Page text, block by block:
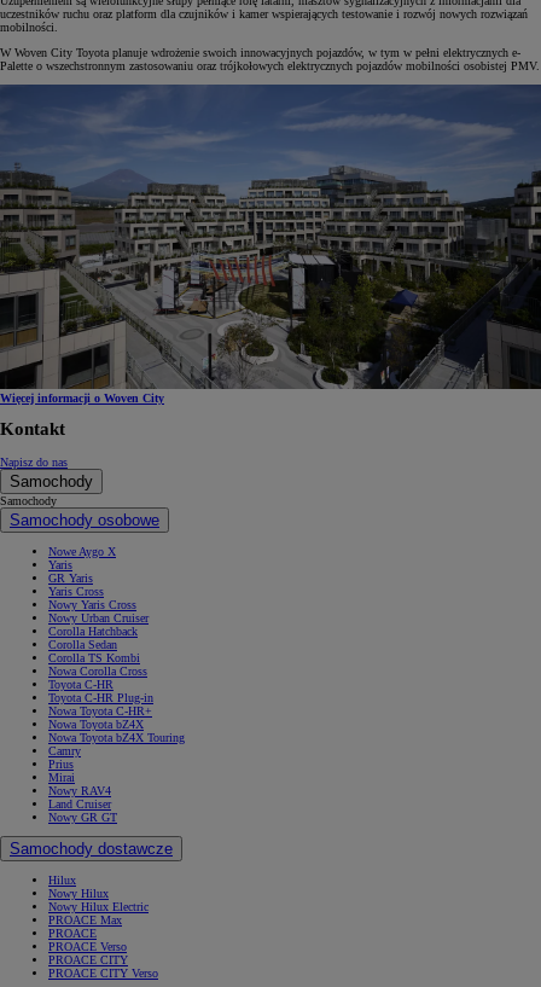
uczestników ruchu oraz platform dla czujników i kamer wspierających testowanie i rozwój nowych rozwiązań
mobilności.
W Woven City Toyota planuje wdrożenie swoich innowacyjnych pojazdów, w tym w pełni elektrycznych e-
Palette o wszechstronnym zastosowaniu oraz trójkołowych elektrycznych pojazdów mobilności osobistej PMV.
Więcej informacji o Woven City
Kontakt
Napisz do nas
Samochody
Samochody
Samochody osobowe
Nowe Aygo X
Yaris
GR Yaris
Yaris Cross
Nowy Yaris Cross
Nowy Urban Cruiser
Corolla Hatchback
Corolla Sedan
Corolla TS Kombi
Nowa Corolla Cross
Toyota C-HR
Toyota C-HR Plug-in
Nowa Toyota C-HR+
Nowa Toyota bZ4X
Nowa Toyota bZ4X Touring
Camry
Prius
Mirai
Nowy RAV4
Land Cruiser
Nowy GR GT
Samochody dostawcze
Hilux
Nowy Hilux
Nowy Hilux Electric
PROACE Max
PROACE
PROACE Verso
PROACE CITY
PROACE CITY Verso